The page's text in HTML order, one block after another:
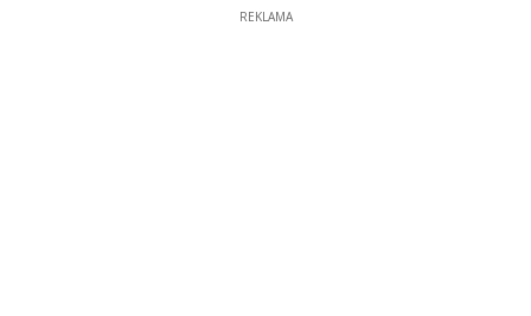
REKLAMA